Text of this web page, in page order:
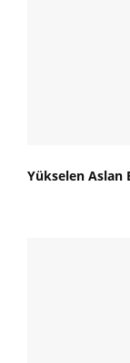
Yükselen Aslan